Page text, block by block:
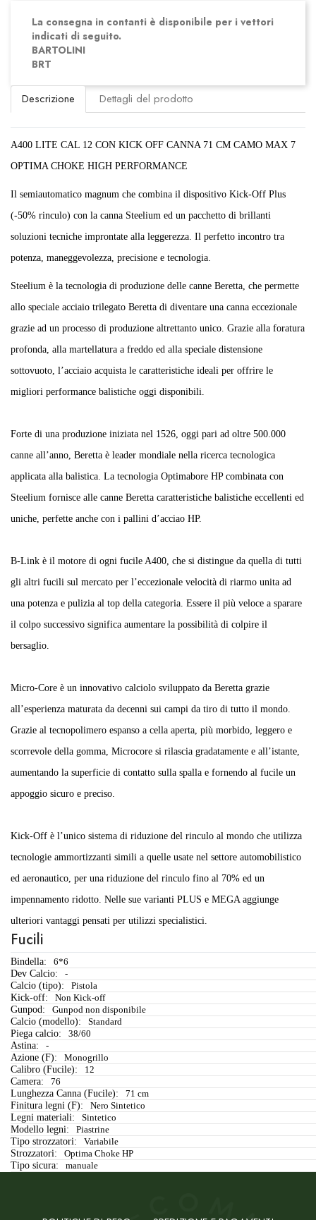
La consegna in contanti è disponibile per i vettori
indicati di seguito.
BARTOLINI
BRT
Descrizione Dettagli del prodotto
A400 LITE CAL 12 CON KICK OFF CANNA 71 CM CAMO MAX 7
OPTIMA CHOKE HIGH PERFORMANCE
Il semiautomatico magnum che combina il dispositivo Kick-Off Plus
(-50% rinculo) con la canna Steelium ed un pacchetto di brillanti
soluzioni tecniche improntate alla leggerezza. Il perfetto incontro tra
potenza, maneggevolezza, precisione e tecnologia.
Steelium è la tecnologia di produzione delle canne Beretta, che permette
allo speciale acciaio trilegato Beretta di diventare una canna eccezionale
grazie ad un processo di produzione altrettanto unico. Grazie alla foratura
profonda, alla martellatura a freddo ed alla speciale distensione
sottovuoto, l’acciaio acquista le caratteristiche ideali per offrire le
migliori performance balistiche oggi disponibili.
Forte di una produzione iniziata nel 1526, oggi pari ad oltre 500.000
canne all’anno, Beretta è leader mondiale nella ricerca tecnologica
applicata alla balistica. La tecnologia Optimabore HP combinata con
Steelium fornisce alle canne Beretta caratteristiche balistiche eccellenti ed
uniche, perfette anche con i pallini d’acciao HP.
B-Link è il motore di ogni fucile A400, che si distingue da quella di tutti
gli altri fucili sul mercato per l’eccezionale velocità di riarmo unita ad
una potenza e pulizia al top della categoria. Essere il più veloce a sparare
il colpo successivo significa aumentare la possibilità di colpire il
bersaglio.
Micro-Core è un innovativo calciolo sviluppato da Beretta grazie
all’esperienza maturata da decenni sui campi da tiro di tutto il mondo.
Grazie al tecnopolimero espanso a cella aperta, più morbido, leggero e
scorrevole della gomma, Microcore si rilascia gradatamente e all’istante,
aumentando la superficie di contatto sulla spalla e fornendo al fucile un
appoggio sicuro e preciso.
Kick-Off è l’unico sistema di riduzione del rinculo al mondo che utilizza
tecnologie ammortizzanti simili a quelle usate nel settore automobilistico
ed aeronautico, per una riduzione del rinculo fino al 70% ed un
impennamento ridotto. Nelle sue varianti PLUS e MEGA aggiunge
ulteriori vantaggi pensati per utilizzi specialistici.
Fucili
Bindella:
6*6
Dev Calcio:
-
Calcio (tipo):
Pistola
Kick-off:
Non Kick-off
Gunpod:
Gunpod non disponibile
Calcio (modello):
Standard
Piega calcio:
38/60
Astina:
-
Azione (F):
Monogrillo
Calibro (Fucile):
12
Camera:
76
Lunghezza Canna (Fucile):
71 cm
Finitura legni (F):
Nero Sintetico
Legni materiali:
Sintetico
Modello legni:
Piastrine
Tipo strozzatori:
Variabile
Strozzatori:
Optima Choke HP
Tipo sicura:
manuale